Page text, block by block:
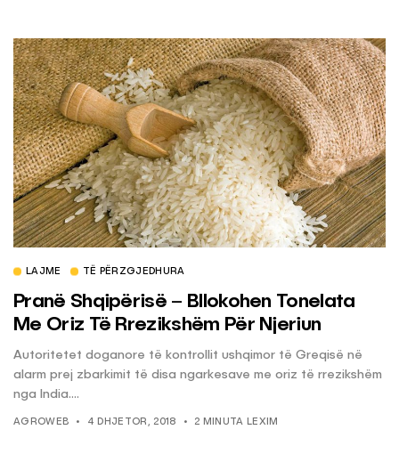
LAJME TË PËRZGJEDHURA
Pranë Shqipërisë – Bllokohen Tonelata
Me Oriz Të Rrezikshëm Për Njeriun
Autoritetet doganore të kontrollit ushqimor të Greqisë në
alarm prej zbarkimit të disa ngarkesave me oriz të rrezikshëm
nga India....
AGROWEB 4 DHJETOR, 2018 2 MINUTA LEXIM